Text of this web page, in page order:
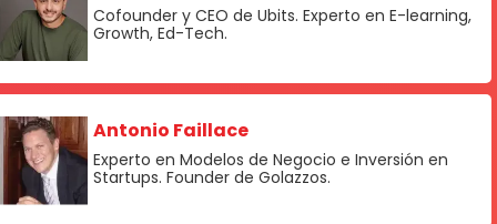
Cofounder y CEO de Ubits. Experto en E-learning,
Growth, Ed-Tech.
Antonio Faillace
Experto en Modelos de Negocio e Inversión en
Startups. Founder de Golazzos.